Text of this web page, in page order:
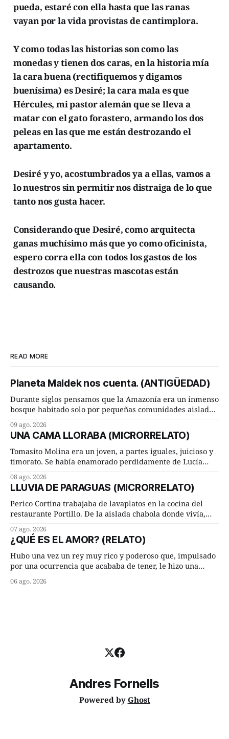
pueda, estaré con ella hasta que las ranas
vayan por la vida provistas de cantimplora.
Y como todas las historias son como las
monedas y tienen dos caras, en la historia mía
la cara buena (rectifiquemos y digamos
buenísima) es Desiré; la cara mala es que
Hércules, mi pastor alemán que se lleva a
matar con el gato forastero, armando los dos
peleas en las que me están destrozando el
apartamento.
Desiré y yo, acostumbrados ya a ellas, vamos a
lo nuestros sin permitir nos distraiga de lo que
tanto nos gusta hacer.
Considerando que Desiré, como arquitecta
ganas muchísimo más que yo como oficinista,
espero corra ella con todos los gastos de los
destrozos que nuestras mascotas están
causando.
READ MORE
Planeta Maldek nos cuenta. (ANTIGÜEDAD)
Durante siglos pensamos que la Amazonía era un inmenso
bosque habitado solo por pequeñas comunidades aisladas.
incompleta. Un equipo internacional de arqueólogos,
liderado por el investigador finlandés Martti Pärssinen,
de la Universidad de Helsinki, junto con especialistas de
Brasil y
09 ago. 2026
UNA CAMA LLORABA (MICRORRELATO)
Tomasito Molina era un joven, a partes iguales, juicioso y
timorato. Se había enamorado perdidamente de Lucía
ambos les iba de maravilla. Pero mantenían absoluta
discrepancia en un deseo ineluctable por parte de ella.
Lucía Arriate quería que ellos
08 ago. 2026
LLUVIA DE PARAGUAS (MICRORRELATO)
Perico Cortina trabajaba de lavaplatos en la cocina del
restaurante Portillo. De la aislada chabola donde vivía,
cuarto de hora andando a buen paso. Cierta noche,
terminada su jornada laboral caminaba él hacía su mísera
morada cundo comenzó a llover
07 ago. 2026
¿QUÉ ES EL AMOR? (RELATO)
Hubo una vez un rey muy rico y poderoso que, impulsado
por una ocurrencia que acababa de tener, le hizo una
Dime, hombre sabio, ¿qué es el amor según tú? Su
06 ago. 2026
Andres Fornells
Powered by Ghost